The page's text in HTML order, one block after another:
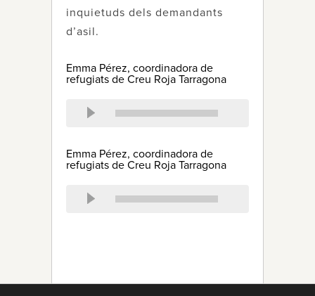
inquietuds dels demandants
d’asil.
Emma Pérez, coordinadora de
refugiats de Creu Roja Tarragona
Emma Pérez, coordinadora de
refugiats de Creu Roja Tarragona